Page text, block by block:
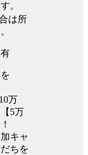
。
は所
万
5万
キャ
ちを